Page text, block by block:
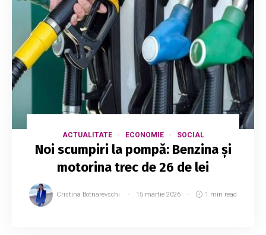
ACTUALITATE ECONOMIE SOCIAL
Noi scumpiri la pompă: Benzina și
motorina trec de 26 de lei
Cristina Botnarevschi 15 martie 2026 1 min read